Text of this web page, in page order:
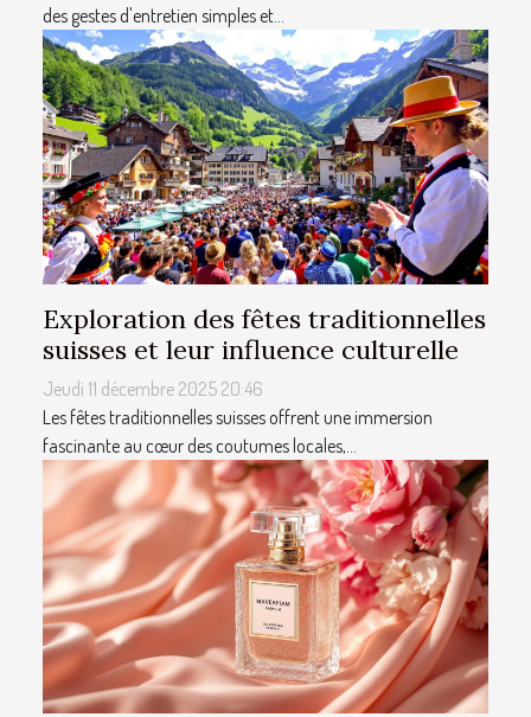
des gestes d'entretien simples et...
Exploration des fêtes traditionnelles
suisses et leur influence culturelle
Jeudi 11 décembre 2025 20:46
Les fêtes traditionnelles suisses offrent une immersion
fascinante au cœur des coutumes locales,...